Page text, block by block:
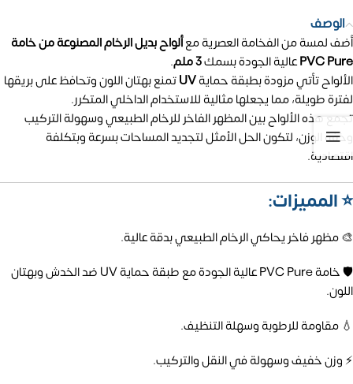
الوصف
أضف لمسة من الفخامة العصرية معألواح بديل الرخام المصنوعة من خامة
PVC Pureعالية الجودة بسمك3 ملم
.
الألواح تأتي مزودة بطبقة حمايةUVتمنع بهتان اللون وتحافظ على بريقها
لفترة طويلة، مما يجعلها مثالية للاستخدام الداخلي المتكرر.
تجمع هذه الألواح بين المظهر الفاخر للرخام الطبيعي وسهولة التركيب
وخفة الوزن، لتكون الحل الأمثل لتجديد المساحات بسرعة وبتكلفة
اقتصادية.
⭐ المميزات:
🎨 مظهر فاخر يحاكي الرخام الطبيعي بدقة عالية.
🛡️ خامة PVC Pure عالية الجودة مع طبقة حماية UV ضد الخدش وبهتان
اللون.
💧 مقاومة للرطوبة وسهلة التنظيف.
⚡ وزن خفيف وسهولة في النقل والتركيب.